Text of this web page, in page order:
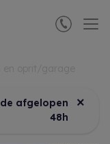
afgelopen
48h
×